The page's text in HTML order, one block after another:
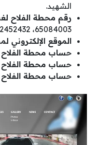
الشهيد.
رقم محطة الفلاح
65084003، 22452432.
الموقع الإلكتروني
حساب محطة الفلاح
حساب محطة
حساب محطة الفلاح